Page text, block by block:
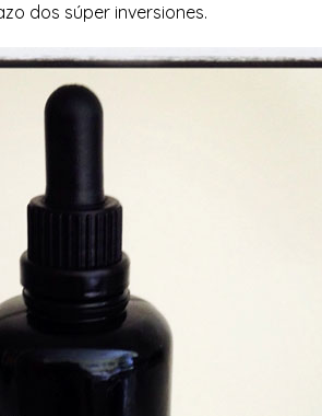
dos súper inversiones.